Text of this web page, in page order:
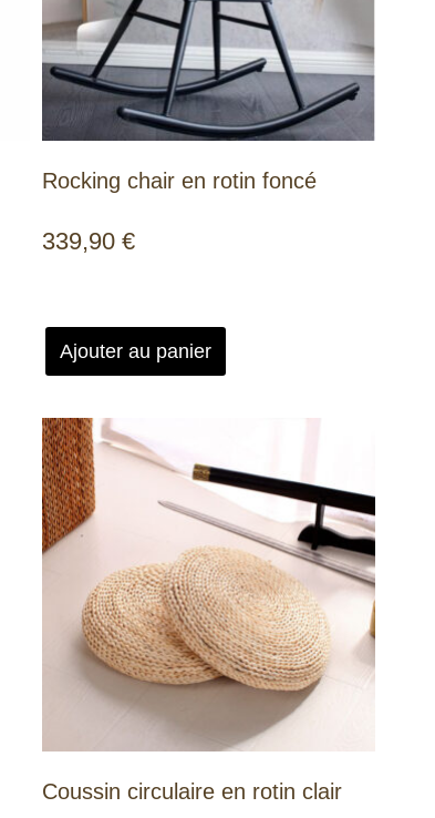
Rocking chair en rotin foncé
339,90€
Ajouter au panier
Coussin circulaire en rotin clair